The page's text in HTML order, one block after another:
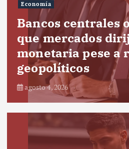
Economía
Bancos centrales
que mercados
monetaria pese a
geopolíticos
agosto 4, 2026